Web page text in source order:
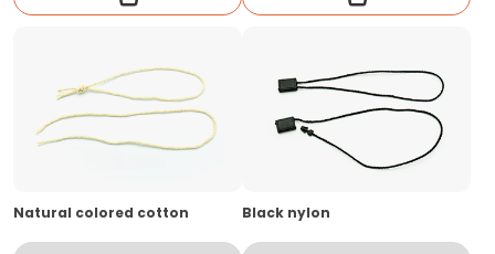
Natural colored cotton Black nylon